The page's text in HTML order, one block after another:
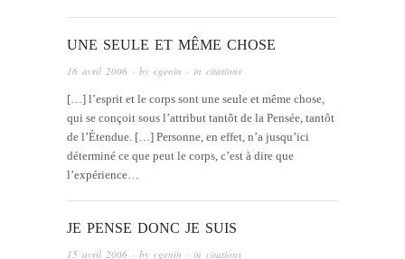
UNE SEULE ET MÊME CHOSE
16 avril 2006 · by cgenin · in citations
[…] l’esprit et le corps sont une seule et même chose,
qui se conçoit sous l’attribut tantôt de la Pensée, tantôt
de l’Étendue. […] Personne, en effet, n’a jusqu’ici
déterminé ce que peut le corps, c’est à dire que
l’expérience…
JE PENSE DONC JE SUIS
15 avril 2006 · by cgenin · in citations